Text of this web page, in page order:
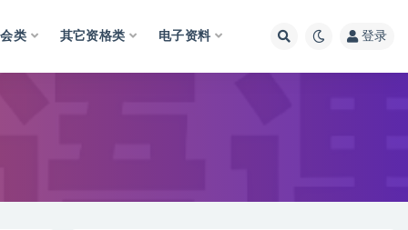
类 其它资格类 电子资料 登录